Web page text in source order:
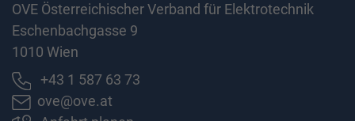
OVE Österreichischer Verband für Elektrotechnik
Eschenbachgasse 9
1010 Wien
+43 1 587 63 73
ove@ove.at